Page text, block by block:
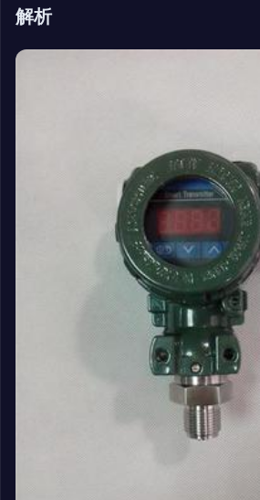
解析